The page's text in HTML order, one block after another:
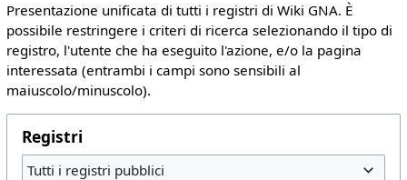
Presentazione unificata di tutti i registri di Wiki GNA. È
possibile restringere i criteri di ricerca selezionando il tipo di
registro, l'utente che ha eseguito l'azione, e/o la pagina
interessata (entrambi i campi sono sensibili al
maiuscolo/minuscolo).
Registri
Tutti i registri pubblici